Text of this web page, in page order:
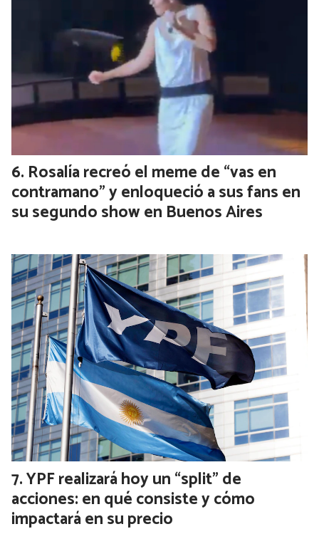
Rosalía recreó el meme de “vas en
contramano” y enloqueció a sus fans en
su segundo show en Buenos Aires
YPF realizará hoy un “split” de
acciones: en qué consiste y cómo
impactará en su precio